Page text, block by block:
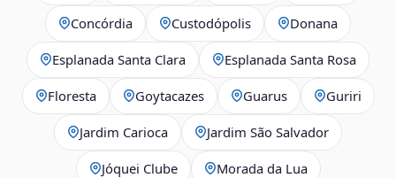
Concórdia Custodópolis Donana
Esplanada Santa Clara Esplanada Santa Rosa
Floresta Goytacazes Guarus Guriri
Jardim Carioca Jardim São Salvador
Jóquei Clube Morada da Lua